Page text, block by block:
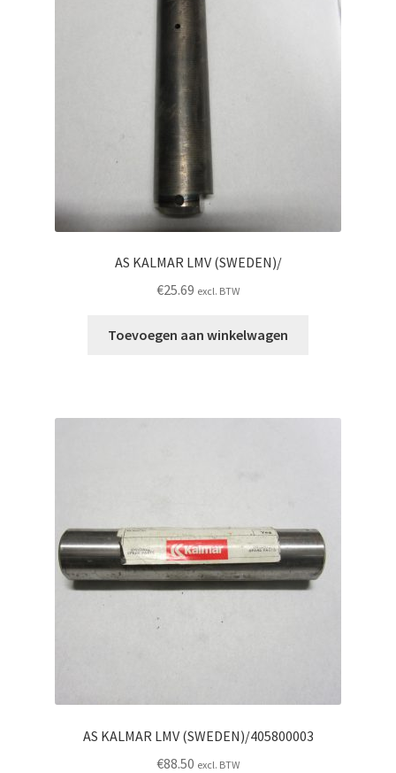
AS KALMAR LMV (SWEDEN)/
€25.69 excl. BTW
Toevoegen aan winkelwagen
AS KALMAR LMV (SWEDEN)/405800003
€88.50 excl. BTW